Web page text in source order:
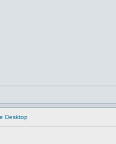
Desktop